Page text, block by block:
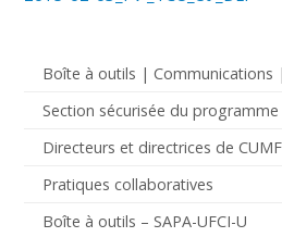
Boîte à outils | Communications
Section sécurisée du
Directeurs et directrices de
Pratiques collaboratives
Boîte à outils – SAPA-UFCI-U